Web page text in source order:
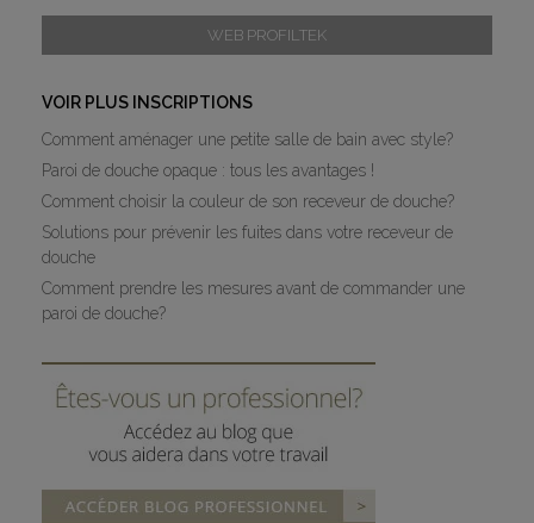
WEB PROFILTEK
VOIR PLUS INSCRIPTIONS
Comment aménager une petite salle de bain avec style?
Paroi de douche opaque : tous les avantages !
Comment choisir la couleur de son receveur de douche?
Solutions pour prévenir les fuites dans votre receveur de
douche
Comment prendre les mesures avant de commander une
paroi de douche?